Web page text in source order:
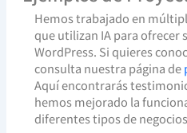
Hemos trabajado en
que utilizan IA para ofrecer
WordPress. Si quieres
consulta nuestra página de
Aquí encontrarás
hemos mejorado la
diferentes tipos de